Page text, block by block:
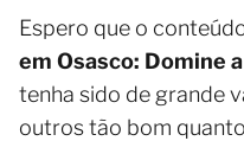
Espero que o
em Osasco: Domine
tenha sido de grande
outros tão bom